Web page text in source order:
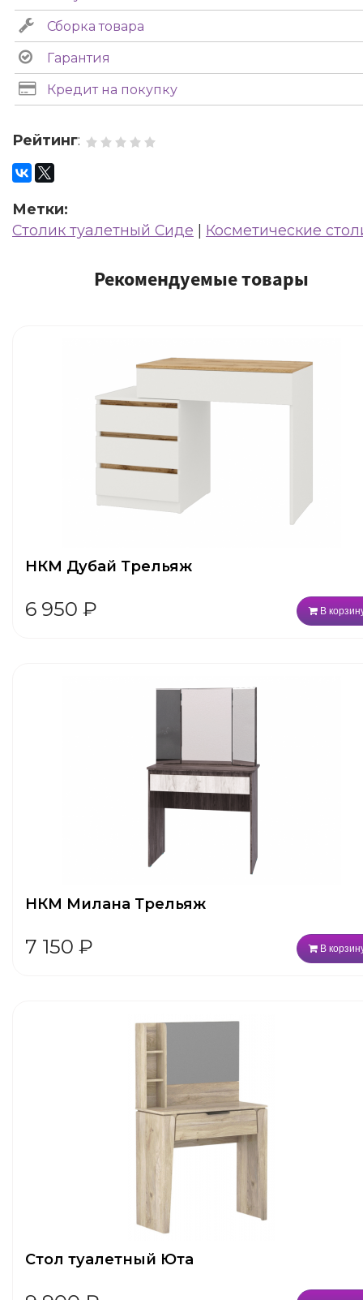
Сборка товара
Гарантия
Кредит на покупку
Рейтинг:
Метки:
Столик туалетный Сиде
Косметические
Рекомендуемые товары
НКМ Дубай Трельяж
6 950 ₽ В
НКМ Милана Трельяж
7 150 ₽ В
Стол туалетный Юта